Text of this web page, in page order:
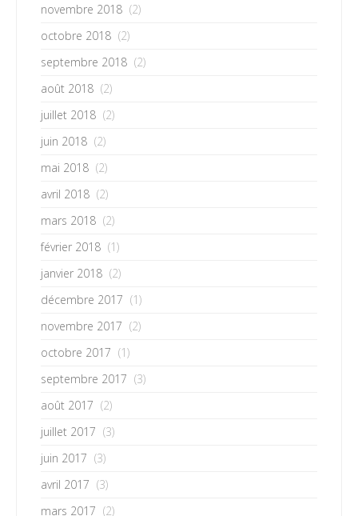
novembre 2018 (2)
octobre 2018 (2)
septembre 2018 (2)
août 2018 (2)
juillet 2018 (2)
juin 2018 (2)
mai 2018 (2)
avril 2018 (2)
mars 2018 (2)
février 2018 (1)
janvier 2018 (2)
décembre 2017 (1)
novembre 2017 (2)
octobre 2017 (1)
septembre 2017 (3)
août 2017 (2)
juillet 2017 (3)
juin 2017 (3)
avril 2017 (3)
mars 2017 (2)